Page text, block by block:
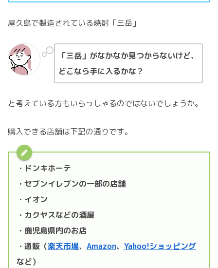
屋久島で製造されている焼酎「三岳」
「三岳」がなかなか見つからないけど、
どこなら手に入るかな？
と考えている方もいらっしゃるのではないでしょうか。
購入できる店舗は下記の通りです。
・ドンキホーテ
・セブンイレブンの一部の店舗
・イオン
・カクヤスなどの酒屋
・鹿児島県内のお店
・通販（楽天市場、 Amazon、 Yahoo!ショッピング
など）